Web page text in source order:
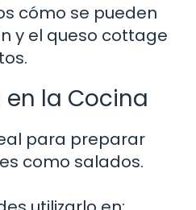
cómo se pueden
y el queso cottage
en la Cocina
para preparar
como salados.